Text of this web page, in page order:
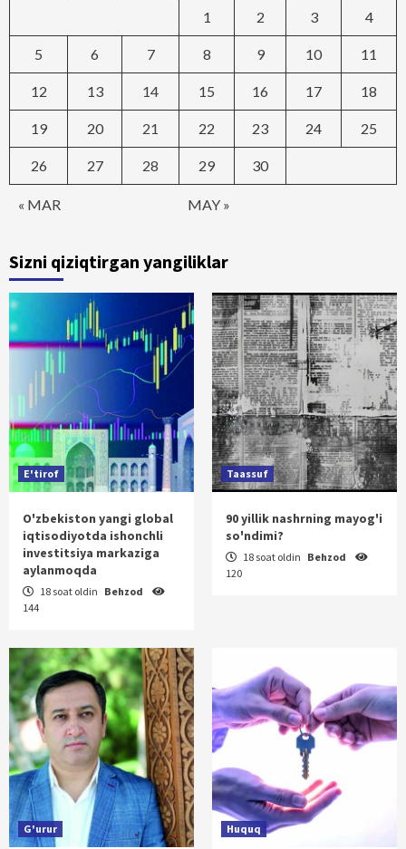
« MAR MAY »
1 2 3 4
5 6 7 8 9 10 11
12 13 14 15 16 17 18
19 20 21 22 23 24 25
26 27 28 29 30
Sizni qiziqtirgan yangiliklar
E'tirof
O'zbekiston yangi global
iqtisodiyotda ishonchli
investitsiya markaziga
aylanmoqda
18 soat oldin Behzod
144
Taassuf
90 yillik nashrning mayog'i
so'ndimi?
18 soat oldin Behzod
120
G'urur Huquq